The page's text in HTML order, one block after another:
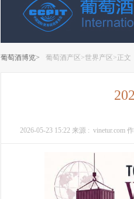
葡萄酒博览> 葡萄酒产区>世界产区>正文
2026-05-23 15:22 来源 :vinetur.com